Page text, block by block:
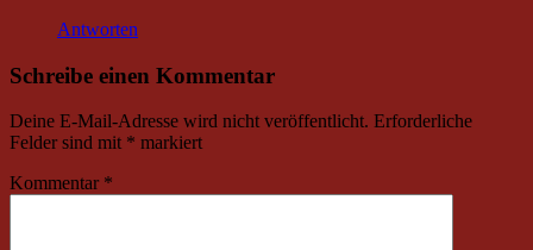
Antworten
Schreibe einen Kommentar
Deine E-Mail-Adresse wird nicht veröffentlicht. Erforderliche
Felder sind mit * markiert
Kommentar *